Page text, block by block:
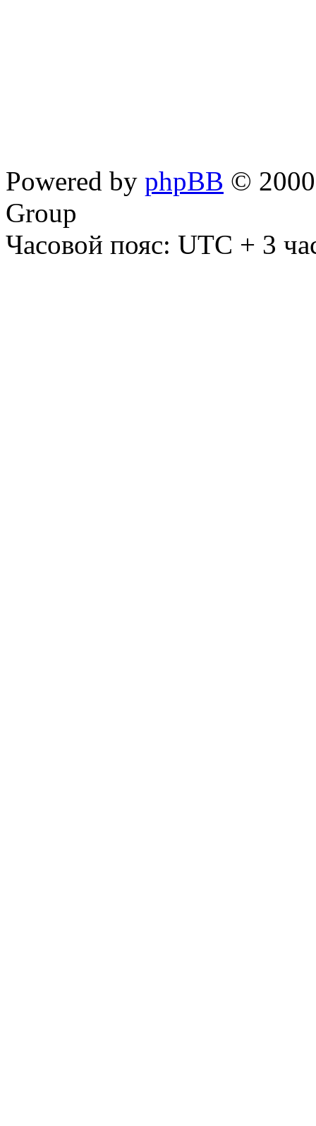
Powered by phpBB ©
Group
Часовой пояс: UTC + 3